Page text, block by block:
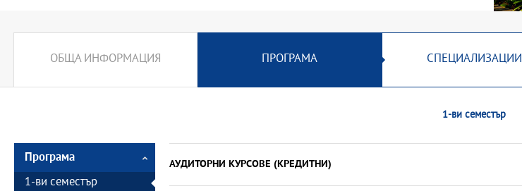
ОБЩА ИНФОРМАЦИЯ ПРОГРАМА СПЕЦИАЛИЗАЦИИ
1-ви семестър
Програма
1-ви семестър
АУДИТОРНИ КУРСОВЕ (КРЕДИТНИ)